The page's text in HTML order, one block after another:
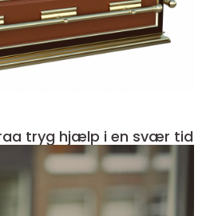
Bedemand aabenraa tryg hjælp i en svær tid